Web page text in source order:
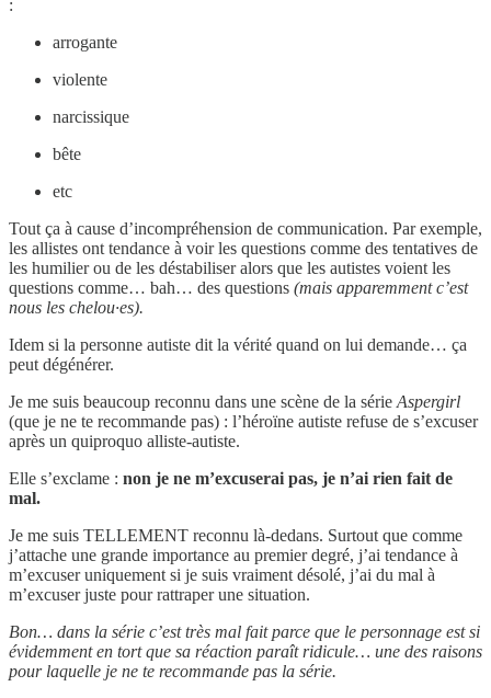
:
arrogante
violente
narcissique
bête
etc
Tout ça à cause d’incompréhension de communication. Par exemple,
les allistes ont tendance à voir les questions comme des tentatives de
les humilier ou de les déstabiliser alors que les autistes voient les
questions comme… bah… des questions (mais apparemment c’est
nous les chelou·es).
Idem si la personne autiste dit la vérité quand on lui demande… ça
peut dégénérer.
Je me suis beaucoup reconnu dans une scène de la série Aspergirl
(que je ne te recommande pas) : l’héroïne autiste refuse de s’excuser
après un quiproquo alliste-autiste.
Elle s’exclame : non je ne m’excuserai pas, je n’ai rien fait de
mal.
Je me suis TELLEMENT reconnu là-dedans. Surtout que comme
j’attache une grande importance au premier degré, j’ai tendance à
m’excuser uniquement si je suis vraiment désolé, j’ai du mal à
m’excuser juste pour rattraper une situation.
Bon… dans la série c’est très mal fait parce que le personnage est si
évidemment en tort que sa réaction paraît ridicule… une des raisons
pour laquelle je ne te recommande pas la série.